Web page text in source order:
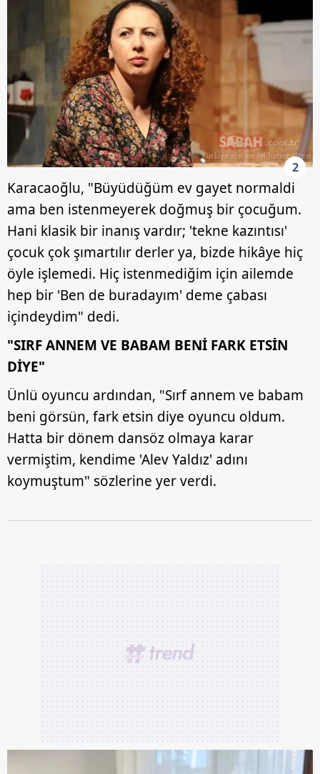
2
Karacaoğlu, "Büyüdüğüm ev gayet normaldi
ama ben istenmeyerek doğmuş bir çocuğum.
Hani klasik bir inanış vardır; 'tekne kazıntısı'
çocuk çok şımartılır derler ya, bizde hikâye hiç
öyle işlemedi. Hiç istenmediğim için ailemde
hep bir 'Ben de buradayım' deme çabası
içindeydim" dedi.
"SIRF ANNEM VE BABAM BENİ FARK ETSİN
DİYE"
Ünlü oyuncu ardından, "Sırf annem ve babam
beni görsün, fark etsin diye oyuncu oldum.
Hatta bir dönem dansöz olmaya karar
vermiştim, kendime 'Alev Yaldız' adını
koymuştum" sözlerine yer verdi.